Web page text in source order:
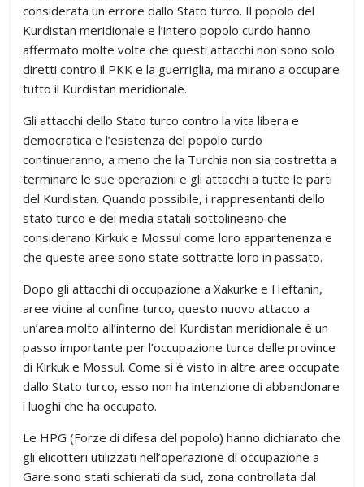
considerata un errore dallo Stato turco. Il popolo del
Kurdistan meridionale e l’intero popolo curdo hanno
affermato molte volte che questi attacchi non sono solo
diretti contro il PKK e la guerriglia, ma mirano a occupare
tutto il Kurdistan meridionale.
Gli attacchi dello Stato turco contro la vita libera e
democratica e l’esistenza del popolo curdo
continueranno, a meno che la Turchia non sia costretta a
terminare le sue operazioni e gli attacchi a tutte le parti
del Kurdistan. Quando possibile, i rappresentanti dello
stato turco e dei media statali sottolineano che
considerano Kirkuk e Mossul come loro appartenenza e
che queste aree sono state sottratte loro in passato.
Dopo gli attacchi di occupazione a Xakurke e Heftanin,
aree vicine al confine turco, questo nuovo attacco a
un’area molto all’interno del Kurdistan meridionale è un
passo importante per l’occupazione turca delle province
di Kirkuk e Mossul. Come si è visto in altre aree occupate
dallo Stato turco, esso non ha intenzione di abbandonare
i luoghi che ha occupato.
Le HPG (Forze di difesa del popolo) hanno dichiarato che
gli elicotteri utilizzati nell’operazione di occupazione a
Gare sono stati schierati da sud, zona controllata dal